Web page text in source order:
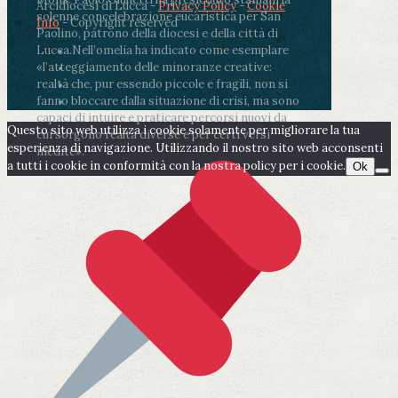
solenne concelebrazione eucaristica per San
Paolino, patrono della diocesi e della città di
Lucca.Nell’omelia ha indicato come esemplare
«l’atteggiamento delle minoranze creative:
realtà che, pur essendo piccole e fragili, non si
fanno bloccare dalla situazione di crisi, ma sono
capaci di intuire e praticare percorsi nuovi da
cui sorgono realtà diverse e per certi versi
inedite».
Arcidiocesi di Lucca -Privacy Policy-Cookie
Info- Copyright reserved
Questo sito web utilizza i cookie solamente per migliorare la tua
esperienza di navigazione. Utilizzando il nostro sito web acconsenti
a tutti i cookie in conformità con la nostra policy per i cookie. Ok